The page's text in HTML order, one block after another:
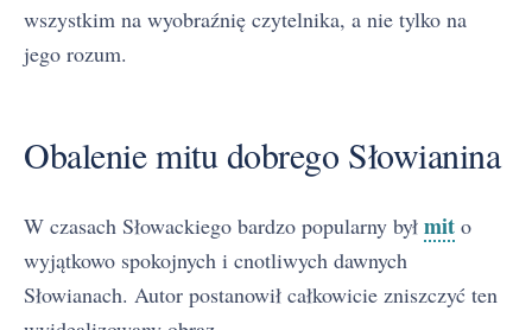
wszystkim na wyobraźnię czytelnika, a nie tylko na
jego rozum.
Obalenie mitu dobrego Słowianina
W czasach Słowackiego bardzo popularny był mit o
wyjątkowo spokojnych i cnotliwych dawnych
Słowianach. Autor postanowił całkowicie zniszczyć ten